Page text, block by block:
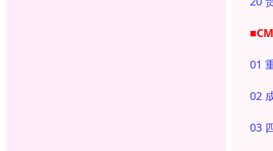
01
02
03